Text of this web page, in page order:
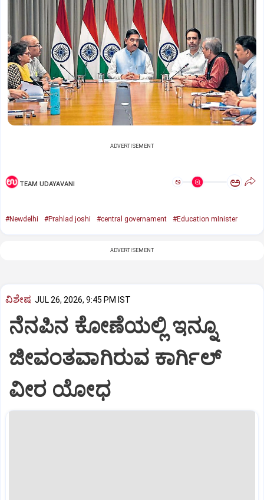
ADVERTISEMENT
TEAM UDAYAVANI ಅ ಅ
#Newdelhi #Prahlad joshi #central governament #Education mInister
ADVERTISEMENT
ವಿಶೇಷ JUL 26, 2026, 9:45 PM IST
ನೆನಪಿನ ಕೋಣೆಯಲ್ಲಿ ಇನ್ನೂ
ಜೀವಂತವಾಗಿರುವ ಕಾರ್ಗಿಲ್
ವೀರ ಯೋಧ